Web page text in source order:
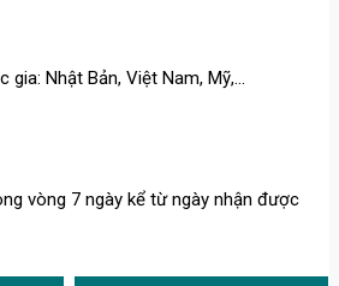
Nhật Bản, Việt Nam, Mỹ,...
vòng 7 ngày kể từ ngày nhận được